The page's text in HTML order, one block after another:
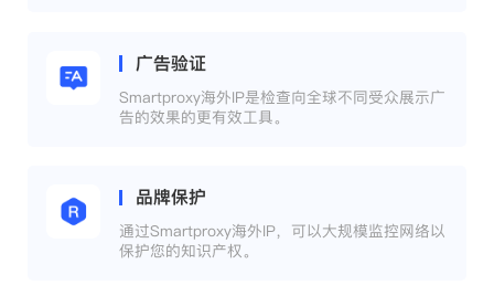
广告验证
Smartproxy海外IP是检查向全球不同受众展示广
告的效果的更有效工具。
品牌保护
通过Smartproxy海外IP，可以大规模监控网络以
保护您的知识产权。